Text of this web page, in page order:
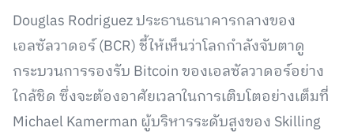
Douglas Rodriguez ประธานธนาคารกลางของ
เอลซัลวาดอร์ (BCR) ชี้ให้เห็นว่าโลกกำลังจับตาดู
กระบวนการรองรับ Bitcoin ของเอลซัลวาดอร์อย่าง
ใกล้ชิด ซึ่งจะต้องอาศัยเวลาในการเติบโตอย่างเต็มที่
Michael Kamerman ผู้บริหารระดับสูงของ Skilling